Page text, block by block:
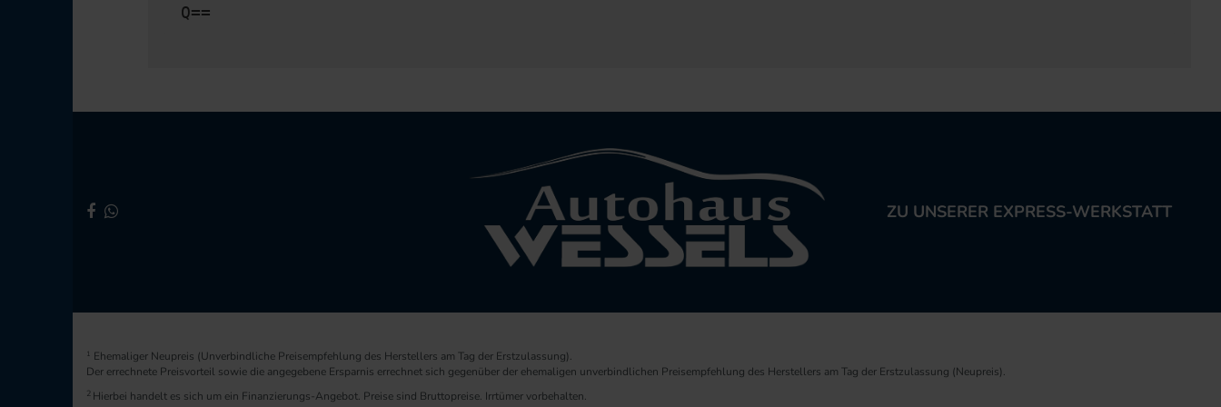
Q==
ZU UNSERER EXPRESS-WERKSTATT
1 Ehemaliger Neupreis (Unverbindliche Preisempfehlung des Herstellers am Tag der Erstzulassung).
Der errechnete Preisvorteil sowie die angegebene Ersparnis errechnet sich gegenüber der ehemaligen unverbindlichen Preisempfehlung des Herstellers am Tag der Erstzulassung (Neupreis).
2 Hierbei handelt es sich um ein Finanzierungs-Angebot. Preise sind Bruttopreise. Irrtümer vorbehalten.